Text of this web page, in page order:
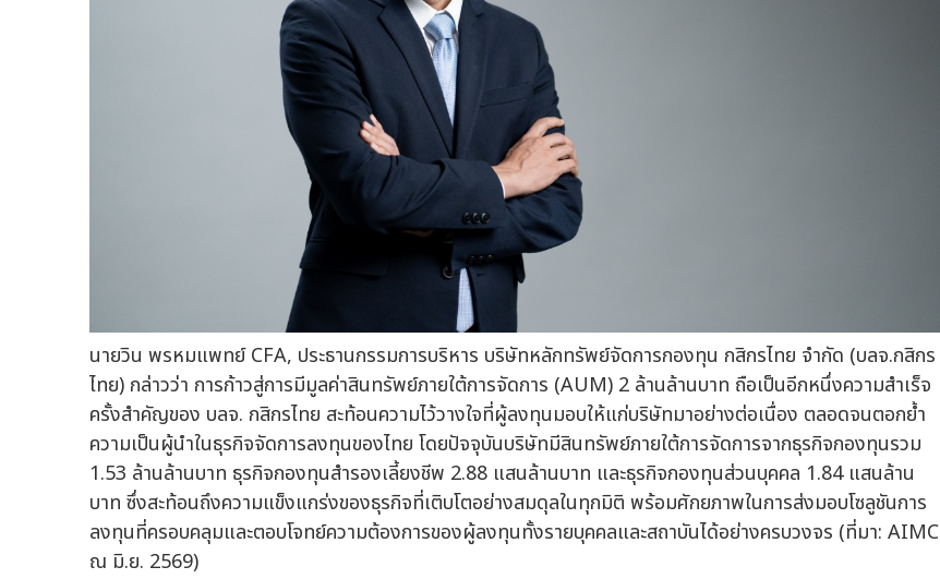
นายวิน พรหมแพทย์ CFA, ประธานกรรมการบริหาร บริษัทหลักทรัพย์จัดการกองทุน กสิกรไทย จำกัด (บลจ.กสิกร
ไทย) กล่าวว่า การก้าวสู่การมีมูลค่าสินทรัพย์ภายใต้การจัดการ (AUM) 2 ล้านล้านบาท ถือเป็นอีกหนึ่งความสำเร็จ
ครั้งสำคัญของ บลจ. กสิกรไทย สะท้อนความไว้วางใจที่ผู้ลงทุนมอบให้แก่บริษัทมาอย่างต่อเนื่อง ตลอดจนตอกย้ำ
ความเป็นผู้นำในธุรกิจจัดการลงทุนของไทย โดยปัจจุบันบริษัทมีสินทรัพย์ภายใต้การจัดการจากธุรกิจกองทุนรวม
1.53 ล้านล้านบาท ธุรกิจกองทุนสำรองเลี้ยงชีพ 2.88 แสนล้านบาท และธุรกิจกองทุนส่วนบุคคล 1.84 แสนล้าน
บาท ซึ่งสะท้อนถึงความแข็งแกร่งของธุรกิจที่เติบโตอย่างสมดุลในทุกมิติ พร้อมศักยภาพในการส่งมอบโซลูชันการ
ลงทุนที่ครอบคลุมและตอบโจทย์ความต้องการของผู้ลงทุนทั้งรายบุคคลและสถาบันได้อย่างครบวงจร (ที่มา: AIMC
ณ มิ.ย. 2569)